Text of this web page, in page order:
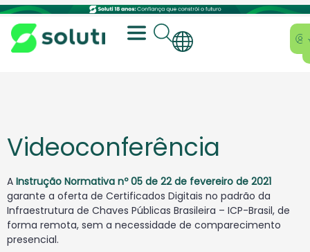
Videoconferência
A Instrução Normativa nº 05 de 22 de fevereiro de 2021
garante a oferta de Certificados Digitais no padrão da
Infraestrutura de Chaves Públicas Brasileira – ICP-Brasil, de
forma remota, sem a necessidade de comparecimento
presencial.